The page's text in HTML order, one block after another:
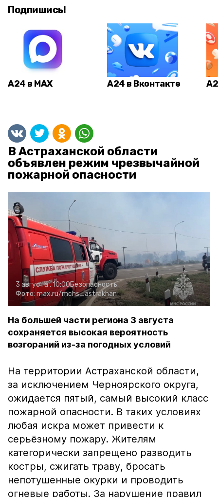
Подпишись!
А24 в MAX А24 в Вконтакте
В Астраханской области
объявлен режим чрезвычайной
пожарной опасности
3 августа , 10:00Безопасность
Фото: max.ru/mchs_astrakhan
На большей части региона 3 августа
сохраняется высокая вероятность
возгораний из-за погодных условий
На территории Астраханской области,
за исключением Черноярского округа,
ожидается пятый, самый высокий класс
пожарной опасности. В таких условиях
любая искра может привести к
серьёзному пожару. Жителям
категорически запрещено разводить
костры, сжигать траву, бросать
непотушенные окурки и проводить
огневые работы. За нарушение правил